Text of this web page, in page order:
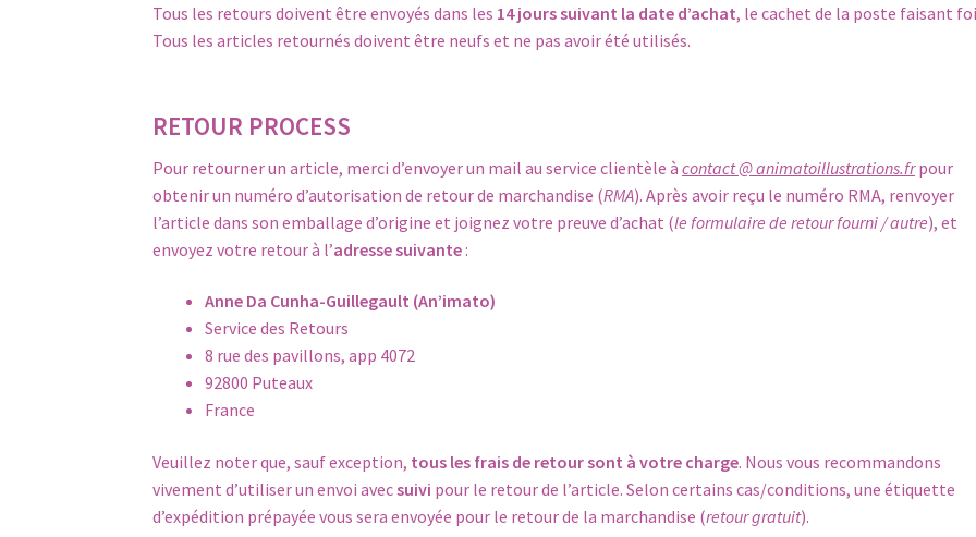
Tous les retours doivent être envoyés dans les 14 jours suivant la date d’achat, le cachet de la poste faisant
Tous les articles retournés doivent être neufs et ne pas avoir été utilisés.
RETOUR PROCESS
Pour retourner un article, merci d’envoyer un mail au service clientèle àcontact @ animatoillustrations.frpour
obtenir un numéro d’autorisation de retour de marchandise (RMA). Après avoir reçu le numéro RMA, renvoyer
l’article dans son emballage d’origine et joignez votre preuve d’achat (le formulaire de retour fourni / autre), et
envoyez votre retour à l’adresse suivante :
Anne Da Cunha-Guillegault (An’imato)
Service des Retours
8 rue des pavillons, app 4072
92800 Puteaux
France
Veuillez noter que, sauf exception, tous les frais de retour sont à votre charge. Nous vous recommandons
vivement d’utiliser un envoi avecsuivi pour le retour de l’article. Selon certains cas/conditions, une étiquette
d’expédition prépayée vous sera envoyée pour le retour de la marchandise (retour gratuit).